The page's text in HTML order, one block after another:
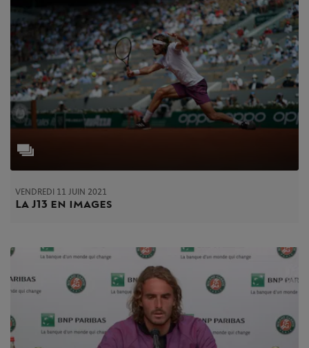
VENDREDI 11 JUIN 2021
La J13 en images